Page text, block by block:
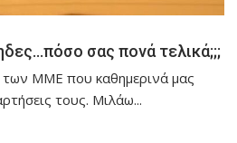
σας πονά τελικά;;;
των ΜΜΕ που καθημερινά μας
τους. Μιλάω...